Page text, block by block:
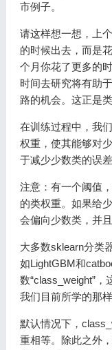
市例子。
请这样想一想，上
的时候出去，而是
个月你花了更多的
时间去研究将有助
路的机会。这正是
在训练过程中，我
权重，使其能够对
于减少少数类的误差
注意：有一个阈值
的类权重。如果给
会偏向少数类，并
大多数sklearn分类
如LightGBM和
数“class_weight”
我们目前所学的那样
默认情况下，
重相等。除此之外